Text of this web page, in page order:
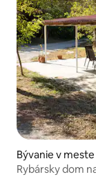
Bývanie v
Rybársky dom